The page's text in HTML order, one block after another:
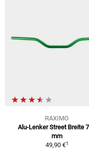
RAXIMO
Alu-Lenker Street Breite
mm
49,90 €1